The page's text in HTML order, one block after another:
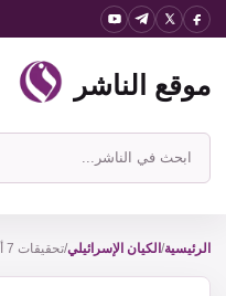
انتقل
المحتوى
موقع الناشر
ابحث
في
الناشر
الرئيسية/ الكيان الإسرائيلي/